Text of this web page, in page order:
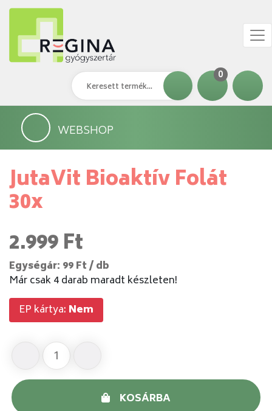
0
WEBSHOP
JutaVit Bioaktív Folát
30x
2.999 Ft
Egységár: 99 Ft / db
Már csak 4 darab maradt készleten!
EP kártya: Nem
KOSÁRBA